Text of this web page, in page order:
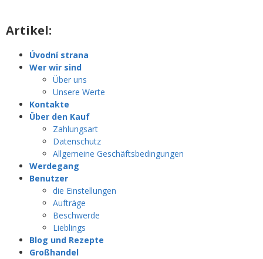
Artikel:
Úvodní strana
Wer wir sind
Über uns
Unsere Werte
Kontakte
Über den Kauf
Zahlungsart
Datenschutz
Allgemeine Geschäftsbedingungen
Werdegang
Benutzer
die Einstellungen
Aufträge
Beschwerde
Lieblings
Blog und Rezepte
Großhandel